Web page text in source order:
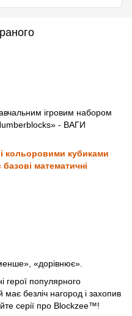
ігровим набором
- ВАГИ
кольоровими кубиками
математичні
«дорівнює».
герої популярного
має безліч нагород і захопив
серії про Blockzee™!